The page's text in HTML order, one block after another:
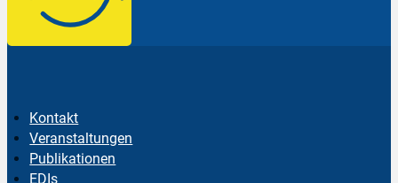
Kontakt
Veranstaltungen
Publikationen
EDIs